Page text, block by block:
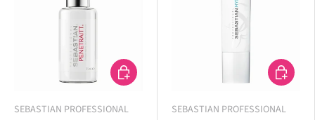
SEBASTIAN PROFESSIONAL
LEGG I HANDLEKURV
SEBASTIAN PROFESSIONAL
LEGG I